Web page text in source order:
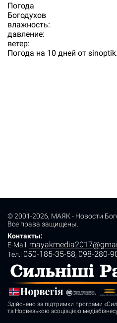
Погода
Богодухов
влажность:
давление:
ветер:
Погода на 10 дней от
© 2001-2026, МАЯК - Новости
Все права защищены.
Контакты:
E-Mail:
Tел.: 050-185-35-58, 098-280-
Здійснено за підтримки програми
та Норвезькою асоціацією